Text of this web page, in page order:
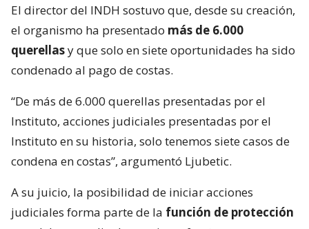
El director del INDH sostuvo que, desde su creación,
el organismo ha presentado más de 6.000
querellasy que solo en siete oportunidades ha sido
condenado al pago de costas.
“De más de 6.000 querellas presentadas por el
Instituto, acciones judiciales presentadas por el
Instituto en su historia, solo tenemos siete casos de
condena en costas”, argumentó Ljubetic.
A su juicio, la posibilidad de iniciar acciones
judiciales forma parte de la función de protección